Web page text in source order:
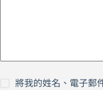
將我的姓名、電子郵